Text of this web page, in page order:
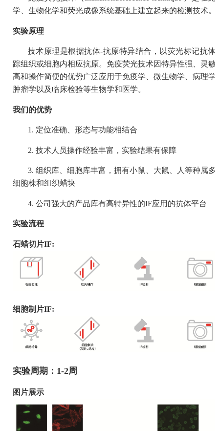
学、生物化学和荧光成像系统基础上建立起来的检测技术。
实验原理
技术原理是根据抗体-抗原特异结合，以荧光标记抗体
踪组织或细胞内相应抗原。免疫荧光技术因特异性强、灵敏
高和操作简便的优势广泛应用于免疫学、微生物学、病理学
肿瘤学以及临床检验等生物学和医学。
我们的优势
1. 定位准确、形态与功能相结合
2. 技术人员操作经验丰富，实验结果有保障
3. 组织库、细胞库丰富，拥有小鼠、大鼠、人等种属多
细胞株和组织蜡块
4. 公司强大的产品库有高特异性的IF应用的抗体平台
实验流程
石蜡切片IF:
细胞制片IF:
实验周期：1-2周
图片展示